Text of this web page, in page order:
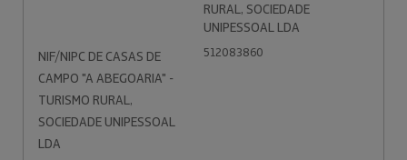
RURAL, SOCIEDADE
UNIPESSOAL LDA
NIF/NIPC DE CASAS DE
CAMPO "A ABEGOARIA" -
TURISMO RURAL,
SOCIEDADE UNIPESSOAL
LDA
512083860